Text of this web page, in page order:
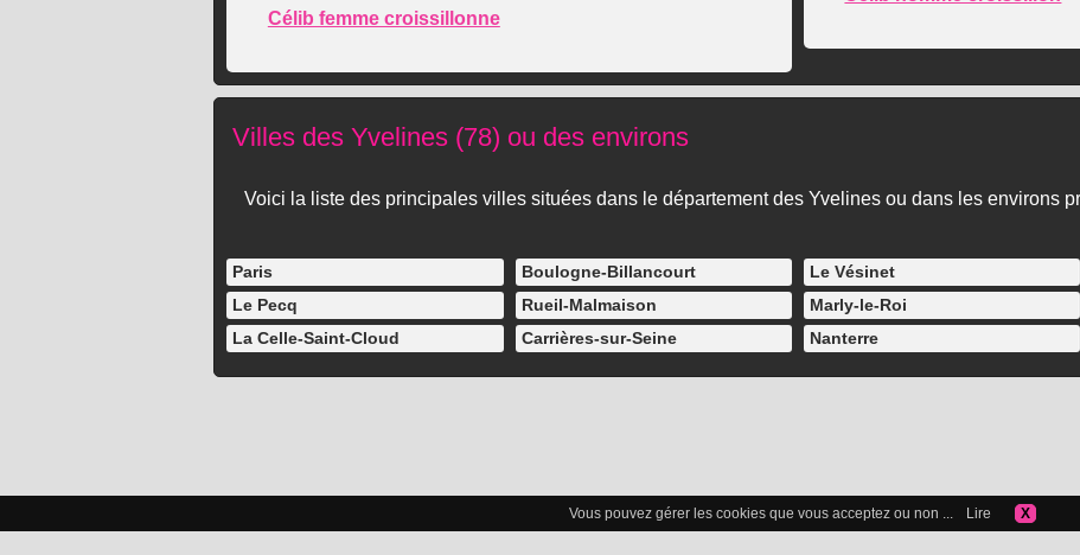
Célib femme croissillonne
Villes des Yvelines (78) ou des environs
Voici la liste des principales villes situées dans le département des Yvelines ou dans les environs
Paris Boulogne-Billancourt Le Vésinet
Le Pecq
Rueil-Malmaison Marly-le-Roi
La Celle-Saint-Cloud
Carrières-sur-Seine Nanterre
Vous pouvez gérer les cookies que vous acceptez ou non ... Lire X